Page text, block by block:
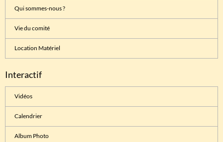
Qui sommes-nous ?
Vie du comité
Location Matériel
Interactif
Vidéos
Calendrier
Album Photo